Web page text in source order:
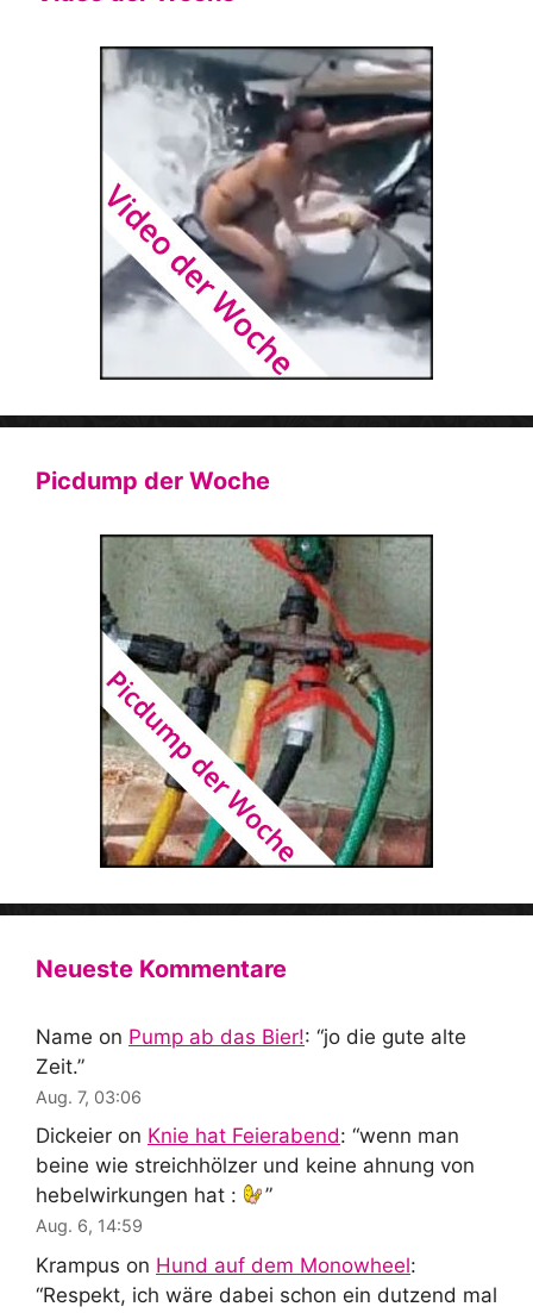
Picdump der Woche
Neueste Kommentare
Name on Pump ab das Bier!: “jo die gute alte
Zeit.”
Aug. 7, 03:06
Dickeier on Knie hat Feierabend: “wenn man
beine wie streichhölzer und keine ahnung von
hebelwirkungen hat :
”
Aug. 6, 14:59
Krampus on Hund auf dem Monowheel:
“Respekt, ich wäre dabei schon ein dutzend mal